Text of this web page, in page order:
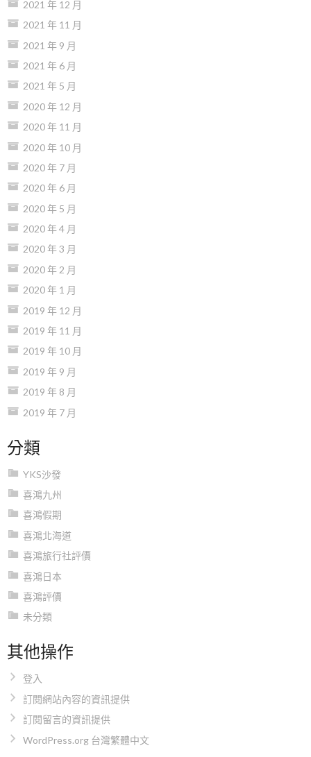
2021 年 12 月
2021 年 11 月
2021 年 9 月
2021 年 6 月
2021 年 5 月
2020 年 12 月
2020 年 11 月
2020 年 10 月
2020 年 7 月
2020 年 6 月
2020 年 5 月
2020 年 4 月
2020 年 3 月
2020 年 2 月
2020 年 1 月
2019 年 12 月
2019 年 11 月
2019 年 10 月
2019 年 9 月
2019 年 8 月
2019 年 7 月
分類
YKS沙發
喜鴻九州
喜鴻假期
喜鴻北海道
喜鴻旅行社評價
喜鴻日本
喜鴻評價
未分類
其他操作
登入
訂閱網站內容的資訊提供
訂閱留言的資訊提供
WordPress.org 台灣繁體中文